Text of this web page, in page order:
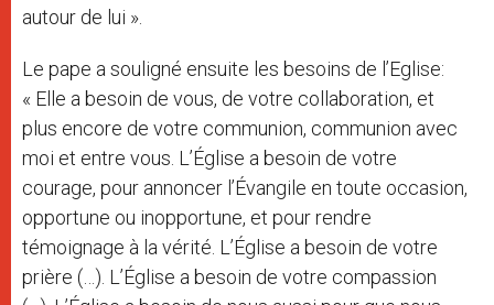
autour de lui ».
Le pape a souligné ensuite les besoins de l’Eglise:
« Elle a besoin de vous, de votre collaboration, et
plus encore de votre communion, communion avec
moi et entre vous. L’Église a besoin de votre
courage, pour annoncer l’Évangile en toute occasion,
opportune ou inopportune, et pour rendre
témoignage à la vérité. L’Église a besoin de votre
prière (…). L’Église a besoin de votre compassion